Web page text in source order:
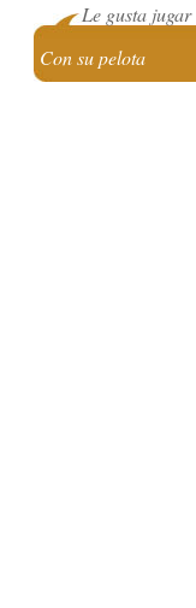
Le gusta jugar
Con su pelota